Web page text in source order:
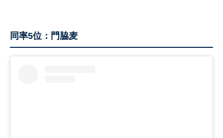
同率5位：門脇麦